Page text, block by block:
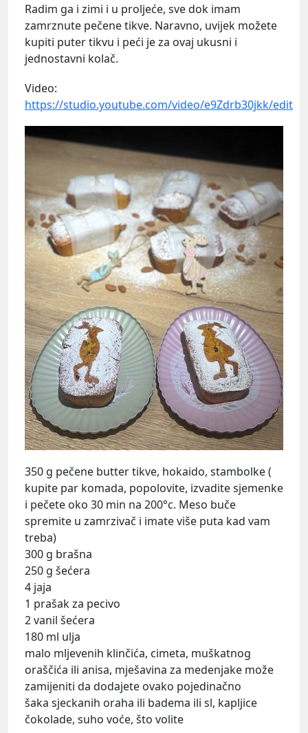
Radim ga i zimi i u proljeće, sve dok imam
zamrznute pečene tikve. Naravno, uvijek možete
kupiti puter tikvu i peći je za ovaj ukusni i
jednostavni kolač.
Video:
https://studio.youtube.com/video/e9Zdrb30jkk/edit
350 g pečene butter tikve, hokaido, stambolke (
kupite par komada, popolovite, izvadite sjemenke
i pečete oko 30 min na 200°c. Meso buče
spremite u zamrzivač i imate više puta kad vam
treba)
300 g brašna
250 g šećera
4 jaja
1 prašak za pecivo
2 vanil šećera
180 ml ulja
malo mljevenih klinčića, cimeta, muškatnog
oraščića ili anisa, mješavina za medenjake može
zamijeniti da dodajete ovako pojedinačno
šaka sjeckanih oraha ili badema ili sl, kapljice
čokolade, suho voće, što volite